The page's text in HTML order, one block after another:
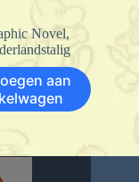
Novel,
aan